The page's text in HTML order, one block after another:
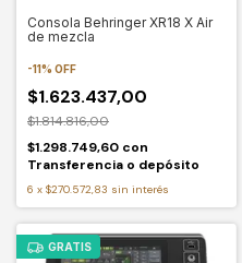
Consola Behringer XR18 X Air
de mezcla
-11% OFF
$1.623.437,00
$1.814.816,00
$1.298.749,60 con
Transferencia o depósito
6 x $270.572,83 sin interés
GRATIS